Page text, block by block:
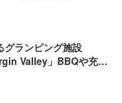
グランピング施設
Valley」BBQや充実